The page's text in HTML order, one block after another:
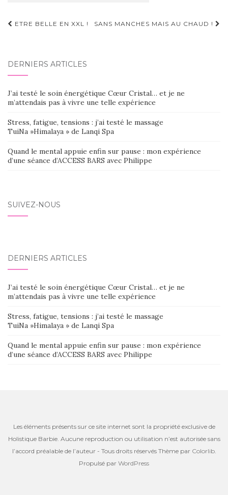
Navigation
ETRE BELLE EN XXL ! SANS MANCHES MAIS AU CHAUD !
DERNIERS ARTICLES
J’ai testé le soin énergétique Cœur Cristal… et je ne
m’attendais pas à vivre une telle expérience
Stress, fatigue, tensions : j’ai testé le massage
TuiNa »Himalaya » de Lanqi Spa
Quand le mental appuie enfin sur pause : mon expérience
d’une séance d’ACCESS BARS avec Philippe
SUIVEZ-NOUS
DERNIERS ARTICLES
J’ai testé le soin énergétique Cœur Cristal… et je ne
m’attendais pas à vivre une telle expérience
Stress, fatigue, tensions : j’ai testé le massage
TuiNa »Himalaya » de Lanqi Spa
Quand le mental appuie enfin sur pause : mon expérience
d’une séance d’ACCESS BARS avec Philippe
Les éléments présents sur ce site internet sont la propriété exclusive de
Holistique Barbie. Aucune reproduction ou utilisation n’est autorisée sans
l’accord préalable de l’auteur - Tous droits réservés Thème par Colorlib.
Propulsé par WordPress